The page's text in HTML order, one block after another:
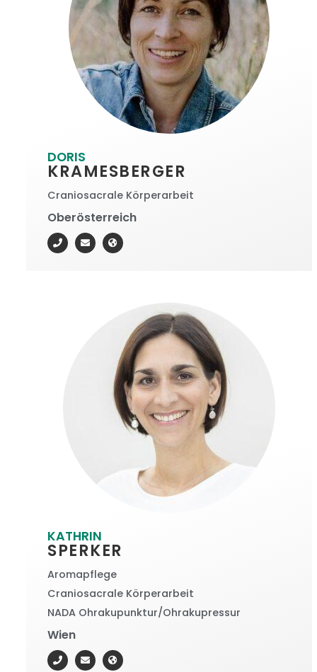
DORIS
KRAMESBERGER
Craniosacrale Körperarbeit
Oberösterreich
KATHRIN
SPERKER
Aromapflege
Craniosacrale Körperarbeit
NADA Ohrakupunktur/Ohrakupressur
Wien